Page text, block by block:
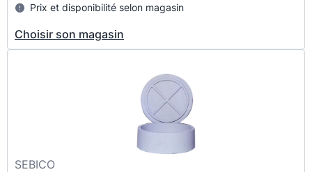
Prix et disponibilité selon magasin
Choisir son magasin
SEBICO